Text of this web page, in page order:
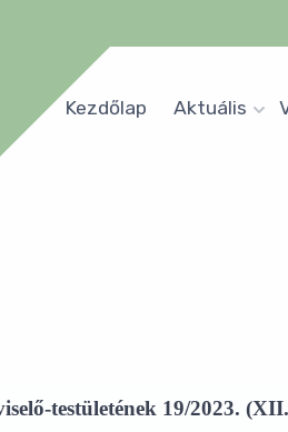
Kezdőlap Aktuális
testületének 19/2023.